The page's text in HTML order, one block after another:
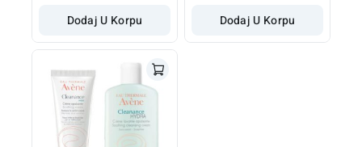
Dodaj U Korpu Dodaj U Korpu